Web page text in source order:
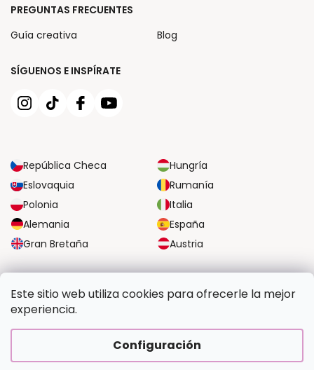
Este sitio web utiliza cookies para ofrecerle la mejor
experiencia.
Configuración
SÍGUENOS E INSPÍRATE
República Checa
Hungría
Eslovaquia
Rumanía
Polonia
Italia
Alemania
España
Gran Bretaña
Austria
PREGUNTAS FRECUENTES
Guía creativa
Blog
OPCIONES SEGURAS DE PAGO